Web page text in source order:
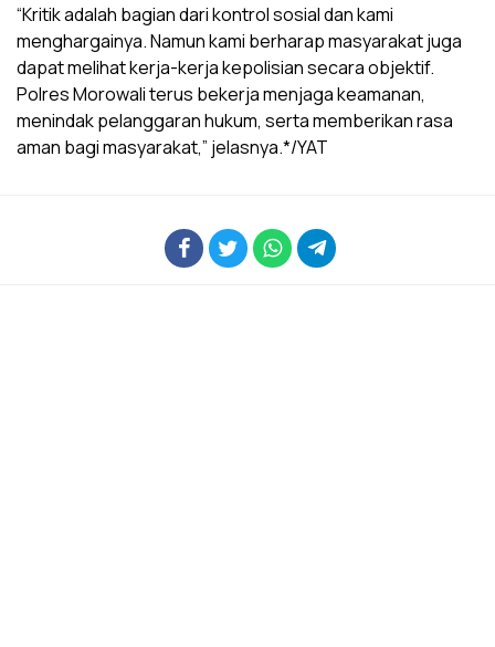
“Kritik adalah bagian dari kontrol sosial dan kami
menghargainya. Namun kami berharap masyarakat juga
dapat melihat kerja-kerja kepolisian secara objektif.
Polres Morowali terus bekerja menjaga keamanan,
menindak pelanggaran hukum, serta memberikan rasa
aman bagi masyarakat,” jelasnya.*/YAT